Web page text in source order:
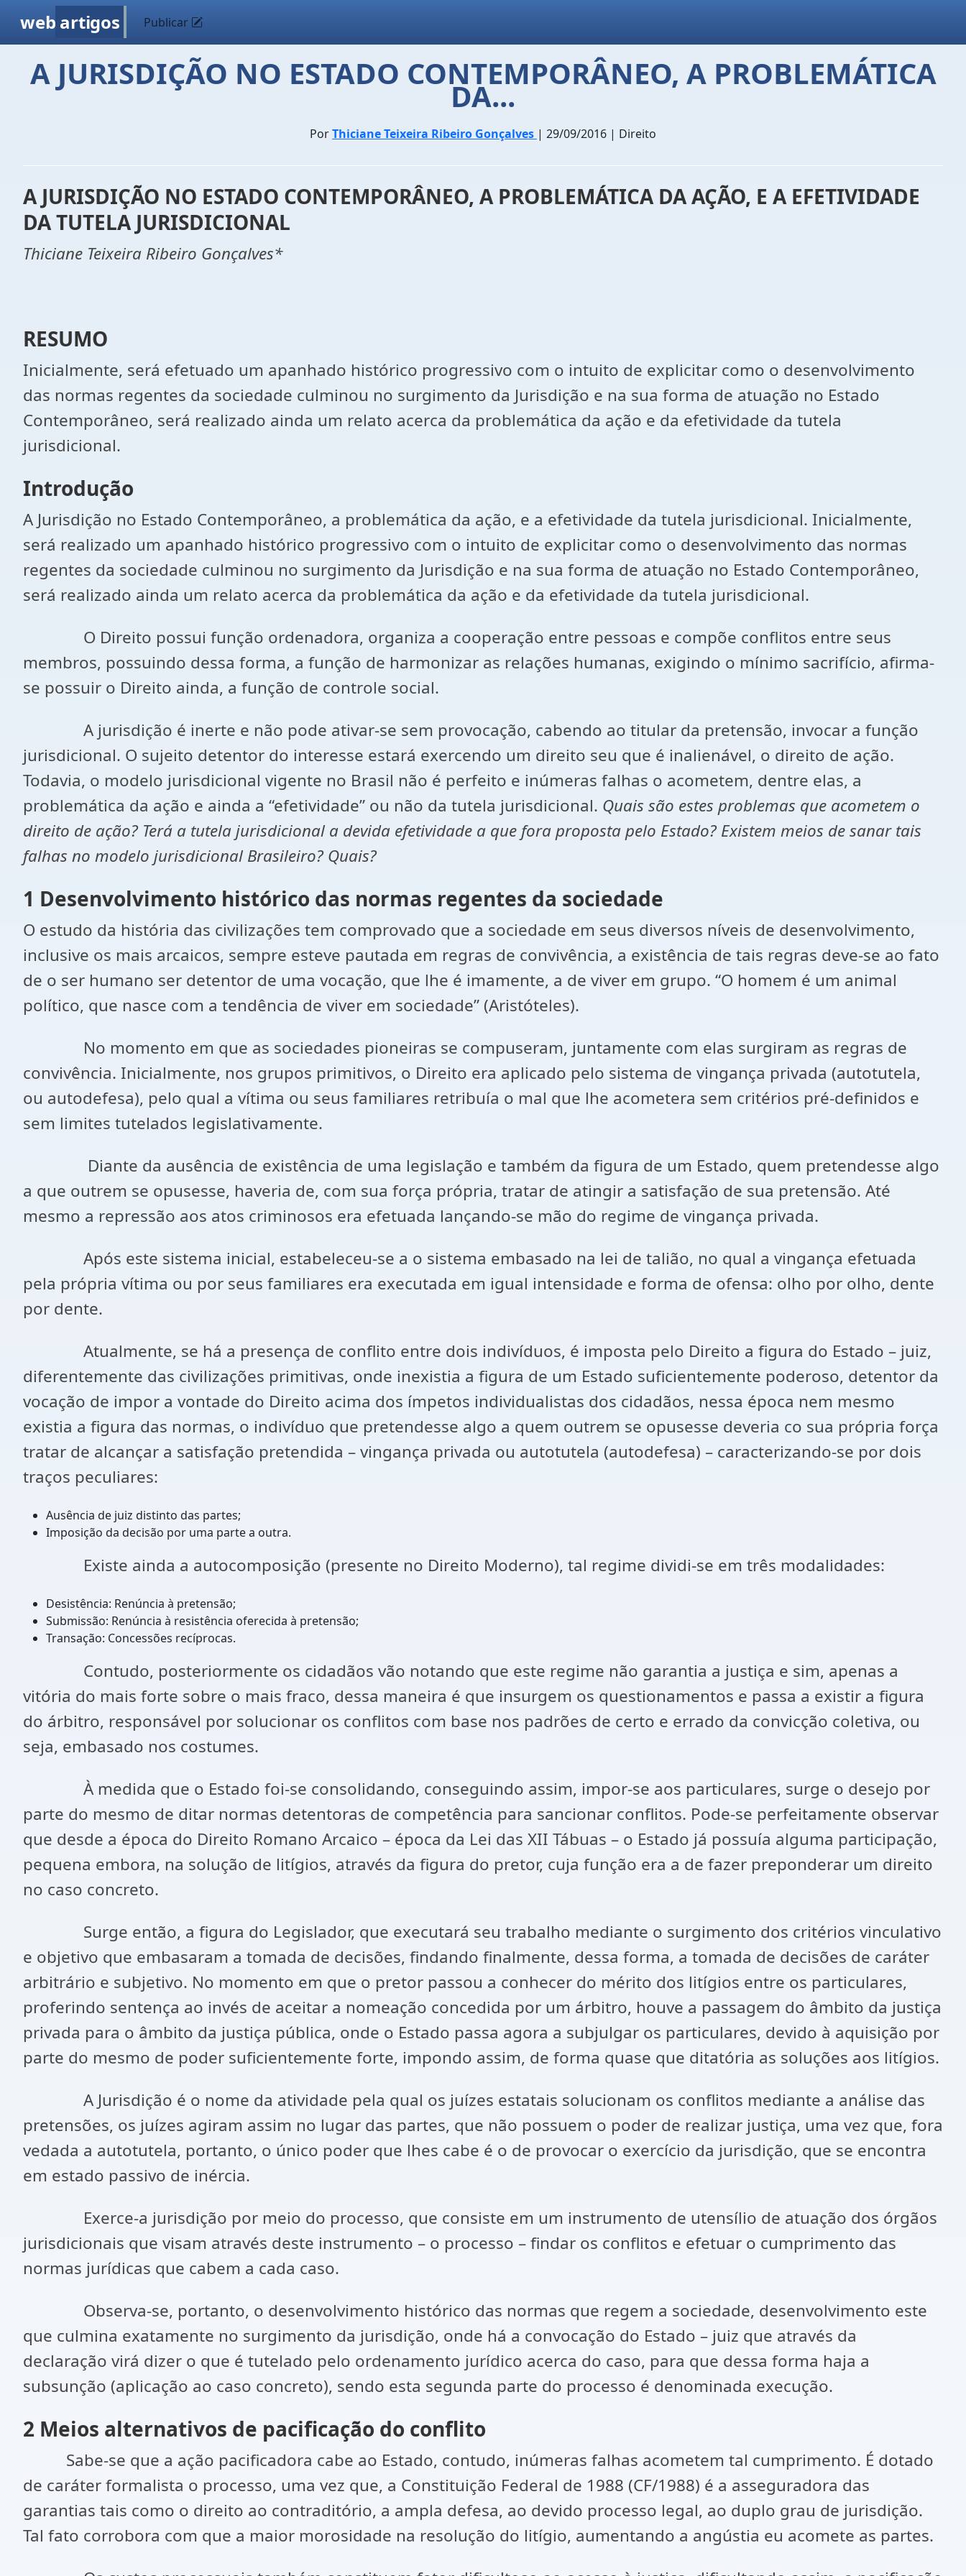
web artigos Publicar
A JURISDIÇÃO NO ESTADO CONTEMPORÂNEO, A PROBLEMÁTICA
DA...
PorThiciane Teixeira Ribeiro Gonçalves | 29/09/2016 | Direito
A JURISDIÇÃO NO ESTADO CONTEMPORÂNEO, A PROBLEMÁTICA DA AÇÃO, E A EFETIVIDADE
DA TUTELA JURISDICIONAL
Thiciane Teixeira Ribeiro Gonçalves*
RESUMO
Inicialmente, será efetuado um apanhado histórico progressivo com o intuito de explicitar como o desenvolvimento
das normas regentes da sociedade culminou no surgimento da Jurisdição e na sua forma de atuação no Estado
Contemporâneo, será realizado ainda um relato acerca da problemática da ação e da efetividade da tutela
jurisdicional.
Introdução
A Jurisdição no Estado Contemporâneo, a problemática da ação, e a efetividade da tutela jurisdicional. Inicialmente,
será realizado um apanhado histórico progressivo com o intuito de explicitar como o desenvolvimento das normas
regentes da sociedade culminou no surgimento da Jurisdição e na sua forma de atuação no Estado Contemporâneo,
será realizado ainda um relato acerca da problemática da ação e da efetividade da tutela jurisdicional.
O Direito possui função ordenadora, organiza a cooperação entre pessoas e compõe conflitos entre seus
membros, possuindo dessa forma, a função de harmonizar as relações humanas, exigindo o mínimo sacrifício, afirma-
se possuir o Direito ainda, a função de controle social.
A jurisdição é inerte e não pode ativar-se sem provocação, cabendo ao titular da pretensão, invocar a função
jurisdicional. O sujeito detentor do interesse estará exercendo um direito seu que é inalienável, o direito de ação.
Todavia, o modelo jurisdicional vigente no Brasil não é perfeito e inúmeras falhas o acometem, dentre elas, a
problemática da ação e ainda a “efetividade” ou não da tutela jurisdicional. Quais são estes problemas que acometem o
direito de ação? Terá a tutela jurisdicional a devida efetividade a que fora proposta pelo Estado? Existem meios de sanar tais
falhas no modelo jurisdicional Brasileiro? Quais?
1 Desenvolvimento histórico das normas regentes da sociedade
O estudo da história das civilizações tem comprovado que a sociedade em seus diversos níveis de desenvolvimento,
inclusive os mais arcaicos, sempre esteve pautada em regras de convivência, a existência de tais regras deve-se ao fato
de o ser humano ser detentor de uma vocação, que lhe é imamente, a de viver em grupo. “O homem é um animal
político, que nasce com a tendência de viver em sociedade” (Aristóteles).
No momento em que as sociedades pioneiras se compuseram, juntamente com elas surgiram as regras de
convivência. Inicialmente, nos grupos primitivos, o Direito era aplicado pelo sistema de vingança privada (autotutela,
ou autodefesa), pelo qual a vítima ou seus familiares retribuía o mal que lhe acometera sem critérios pré-definidos e
sem limites tutelados legislativamente.
Diante da ausência de existência de uma legislação e também da figura de um Estado, quem pretendesse algo
a que outrem se opusesse, haveria de, com sua força própria, tratar de atingir a satisfação de sua pretensão. Até
mesmo a repressão aos atos criminosos era efetuada lançando-se mão do regime de vingança privada.
Após este sistema inicial, estabeleceu-se a o sistema embasado na lei de talião, no qual a vingança efetuada
pela própria vítima ou por seus familiares era executada em igual intensidade e forma de ofensa: olho por olho, dente
por dente.
Atualmente, se há a presença de conflito entre dois indivíduos, é imposta pelo Direito a figura do Estado – juiz,
diferentemente das civilizações primitivas, onde inexistia a figura de um Estado suficientemente poderoso, detentor da
vocação de impor a vontade do Direito acima dos ímpetos individualistas dos cidadãos, nessa época nem mesmo
existia a figura das normas, o indivíduo que pretendesse algo a quem outrem se opusesse deveria co sua própria força
tratar de alcançar a satisfação pretendida – vingança privada ou autotutela (autodefesa) – caracterizando-se por dois
traços peculiares:
Ausência de juiz distinto das partes;
Imposição da decisão por uma parte a outra.
Existe ainda a autocomposição (presente no Direito Moderno), tal regime dividi-se em três modalidades:
Desistência: Renúncia à pretensão;
Submissão: Renúncia à resistência oferecida à pretensão;
Transação: Concessões recíprocas.
Contudo, posteriormente os cidadãos vão notando que este regime não garantia a justiça e sim, apenas a
vitória do mais forte sobre o mais fraco, dessa maneira é que insurgem os questionamentos e passa a existir a figura
do árbitro, responsável por solucionar os conflitos com base nos padrões de certo e errado da convicção coletiva, ou
seja, embasado nos costumes.
À medida que o Estado foi-se consolidando, conseguindo assim, impor-se aos particulares, surge o desejo por
parte do mesmo de ditar normas detentoras de competência para sancionar conflitos. Pode-se perfeitamente observar
que desde a época do Direito Romano Arcaico – época da Lei das XII Tábuas – o Estado já possuía alguma participação,
pequena embora, na solução de litígios, através da figura do pretor, cuja função era a de fazer preponderar um direito
no caso concreto.
Surge então, a figura do Legislador, que executará seu trabalho mediante o surgimento dos critérios vinculativo
e objetivo que embasaram a tomada de decisões, findando finalmente, dessa forma, a tomada de decisões de caráter
arbitrário e subjetivo. No momento em que o pretor passou a conhecer do mérito dos litígios entre os particulares,
proferindo sentença ao invés de aceitar a nomeação concedida por um árbitro, houve a passagem do âmbito da justiça
privada para o âmbito da justiça pública, onde o Estado passa agora a subjulgar os particulares, devido à aquisição por
parte do mesmo de poder suficientemente forte, impondo assim, de forma quase que ditatória as soluções aos litígios.
A Jurisdição é o nome da atividade pela qual os juízes estatais solucionam os conflitos mediante a análise das
pretensões, os juízes agiram assim no lugar das partes, que não possuem o poder de realizar justiça, uma vez que, fora
vedada a autotutela, portanto, o único poder que lhes cabe é o de provocar o exercício da jurisdição, que se encontra
em estado passivo de inércia.
Exerce-a jurisdição por meio do processo, que consiste em um instrumento de utensílio de atuação dos órgãos
jurisdicionais que visam através deste instrumento – o processo – findar os conflitos e efetuar o cumprimento das
normas jurídicas que cabem a cada caso.
Observa-se, portanto, o desenvolvimento histórico das normas que regem a sociedade, desenvolvimento este
que culmina exatamente no surgimento da jurisdição, onde há a convocação do Estado – juiz que através da
declaração virá dizer o que é tutelado pelo ordenamento jurídico acerca do caso, para que dessa forma haja a
subsunção (aplicação ao caso concreto), sendo esta segunda parte do processo é denominada execução.
2 Meios alternativos de pacificação do conflito
Sabe-se que a ação pacificadora cabe ao Estado, contudo, inúmeras falhas acometem tal cumprimento. É dotado
de caráter formalista o processo, uma vez que, a Constituição Federal de 1988 (CF/1988) é a asseguradora das
garantias tais como o direito ao contraditório, a ampla defesa, ao devido processo legal, ao duplo grau de jurisdição.
Tal fato corrobora com que a maior morosidade na resolução do litígio, aumentando a angústia eu acomete as partes.